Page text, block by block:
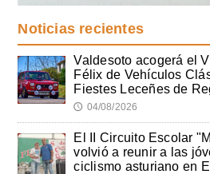
Noticias recientes
Valdesoto acogerá el
Félix de Vehículos
Fiestes Leceñes de
🕔 04/08/2026
El II Circuito Escolar
volvió a reunir a las
ciclismo asturiano en